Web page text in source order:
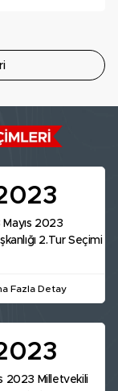
Mayıs 2023
2.Tur Seçimi
Fazla Detay
2023 Milletvekili